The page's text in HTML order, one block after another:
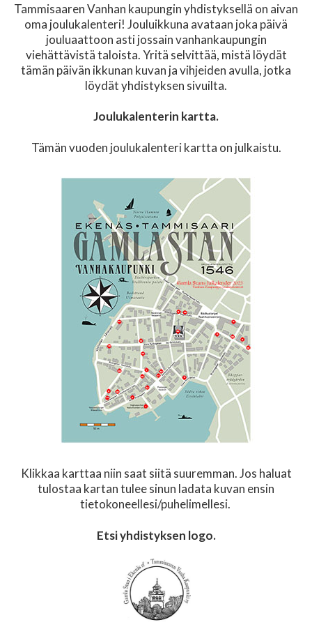
Tammisaaren Vanhan kaupungin yhdistyksellä on aivan
oma joulukalenteri! Jouluikkuna avataan joka päivä
jouluaattoon asti jossain vanhankaupungin
viehättävistä taloista. Yritä selvittää, mistä löydät
tämän päivän ikkunan kuvan ja vihjeiden avulla, jotka
löydät yhdistyksen sivuilta.
Joulukalenterin kartta.
Tämän vuoden joulukalenteri kartta on julkaistu.
Klikkaa karttaa niin saat siitä suuremman. Jos haluat
tulostaa kartan tulee sinun ladata kuvan ensin
tietokoneellesi/puhelimellesi.
Etsi yhdistyksen logo.